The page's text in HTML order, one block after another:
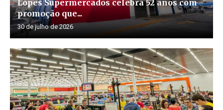
Lopes Supermercados celebra 52 anos com
promoção que...
30 de julho de 2026